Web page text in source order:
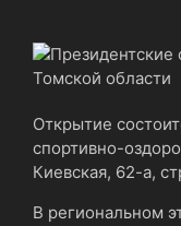
Открытие
спортивно-
Киевская, 62-а,
В региональном